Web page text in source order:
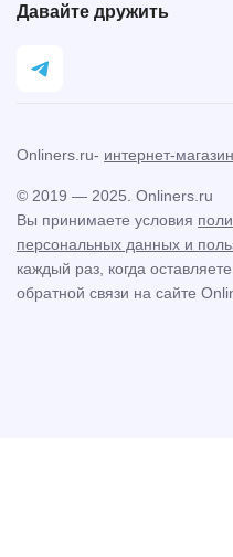
Давайте дружить
Вы принимаете условия
персональных данных и
каждый раз, когда
обратной связи на сайте
© 2019 — 2025. Onliners.ru
Onliners.ru- интернет-